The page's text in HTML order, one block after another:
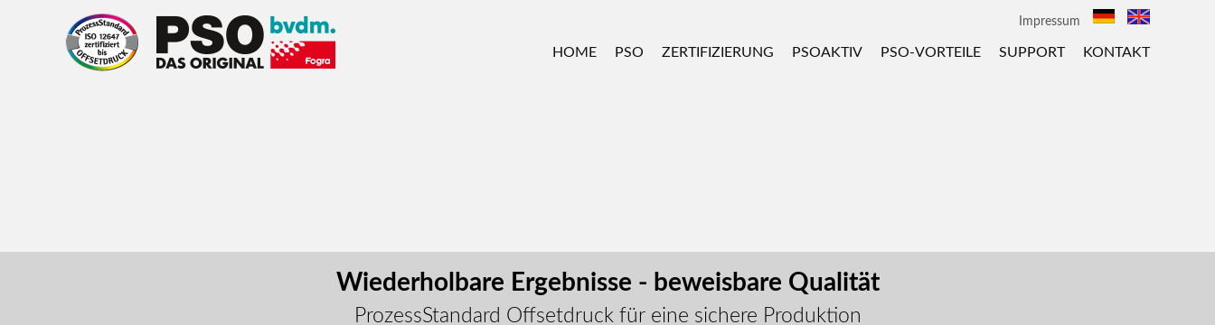
Impressum
HOME PSO ZERTIFIZIERUNG PSOAKTIV PSO-VORTEILE SUPPORT KONTAKT
Wiederholbare Ergebnisse - beweisbare Qualität
ProzessStandard Offsetdruck für eine sichere Produktion